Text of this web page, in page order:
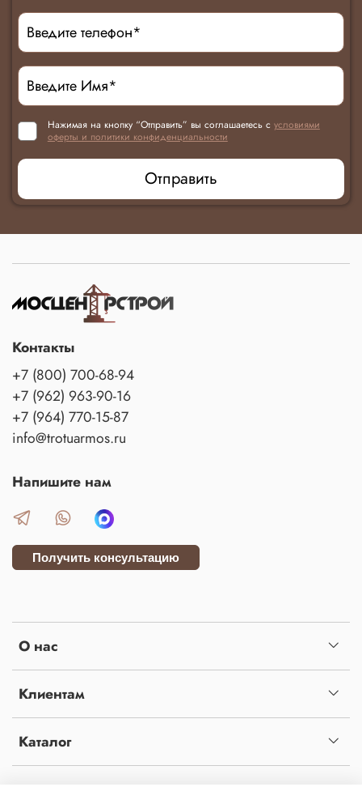
Нажимая на кнопку “Отправить” вы соглашаетесь с условиями
оферты и политики конфиденциальности
Отправить
О нас
Клиентам
Каталог
Контакты
+7 (800) 700-68-94
+7 (962) 963-90-16
+7 (964) 770-15-87
info@trotuarmos.ru
Напишите нам
Получить консультацию